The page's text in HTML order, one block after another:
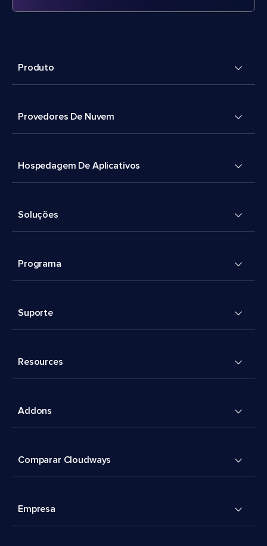
Produto
Provedores De Nuvem
Hospedagem De Aplicativos
Soluções
Programa
Suporte
Resources
Addons
Comparar Cloudways
Empresa